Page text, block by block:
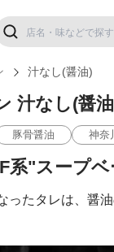
汁なし(醤油)
汁なし(醤
豚骨醤油 神奈
系"スープ
ったタレは、醤